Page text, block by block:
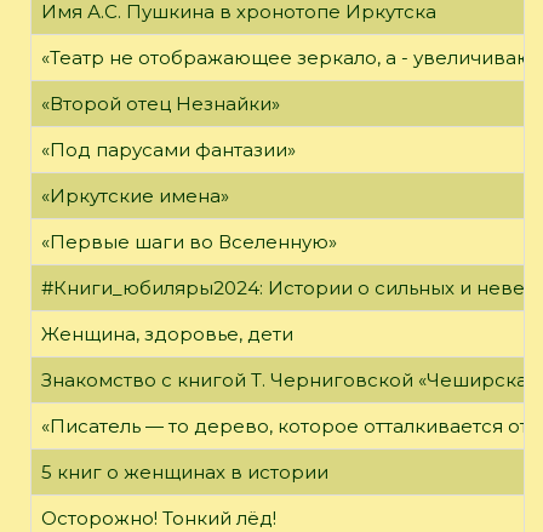
Имя А.С. Пушкина в хронотопе Иркутска
«Театр не отображающее зеркало, а -
«Второй отец Незнайки»
«Под парусами фантазии»
«Иркутские имена»
«Первые шаги во Вселенную»
#Книги_юбиляры2024: Истории о сильных и
Женщина, здоровье, дети
Знакомство с книгой Т. Черниговской
«Писатель — то дерево, которое отталкивается от
5 книг о женщинах в истории
Осторожно! Тонкий лёд!